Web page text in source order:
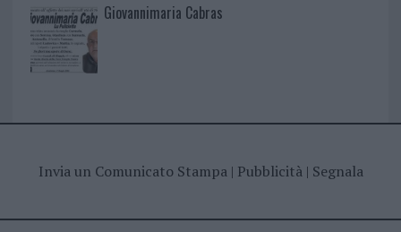
Giovannimaria Cabras
Invia un Comunicato Stampa| Pubblicità| Segnala